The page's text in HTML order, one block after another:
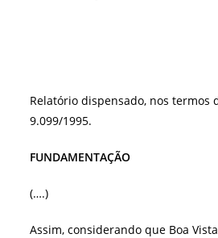
Relatório dispensado, nos termos
9.099/1995.
FUNDAMENTAÇÃO
(….)
Assim, considerando que Boa